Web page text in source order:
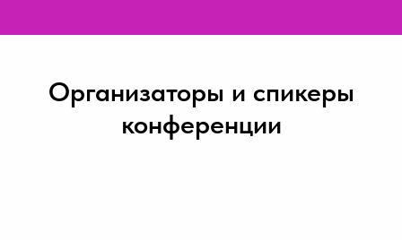
Организаторы и спикеры
конференции